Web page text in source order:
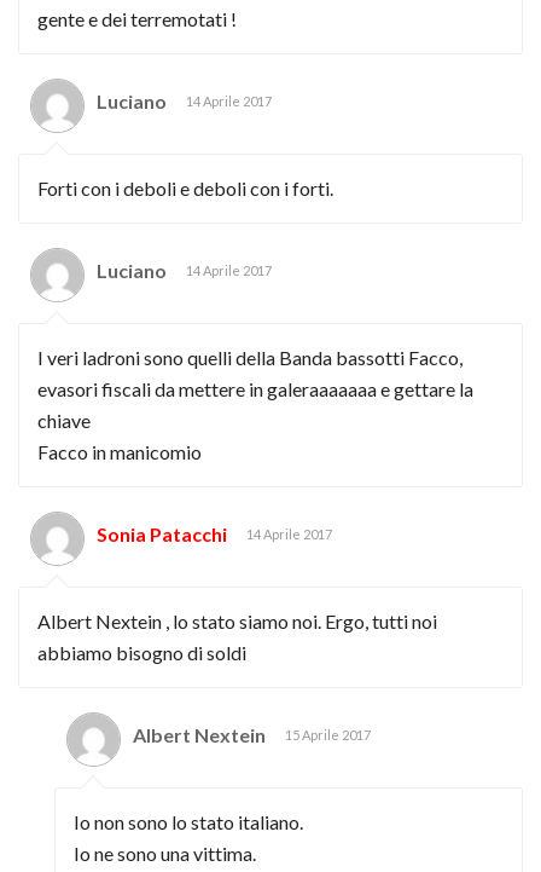
gente e dei terremotati !
Luciano 14 Aprile 2017
Forti con i deboli e deboli con i forti.
Luciano 14 Aprile 2017
I veri ladroni sono quelli della Banda bassotti Facco,
evasori fiscali da mettere in galeraaaaaaa e gettare la
chiave
Facco in manicomio
Sonia Patacchi 14 Aprile 2017
Albert Nextein , lo stato siamo noi. Ergo, tutti noi
abbiamo bisogno di soldi
Albert Nextein 15 Aprile 2017
Io non sono lo stato italiano.
Io ne sono una vittima.